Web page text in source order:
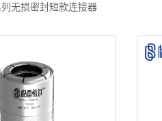
无损密封短款连接器